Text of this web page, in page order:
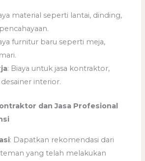
material seperti lantai, dinding,
furnitur baru seperti meja,
: Biaya untuk jasa kontraktor,
interior.
dan Jasa Profesional
: Dapatkan rekomendasi dari
yang telah melakukan